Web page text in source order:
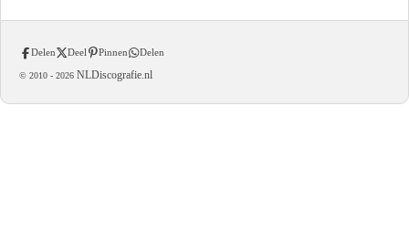
Delen Deel Pinnen Delen
© 2010 - 2026 NLDiscografie.nl